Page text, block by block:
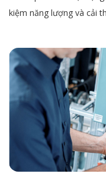
kiệm năng lượng và cải